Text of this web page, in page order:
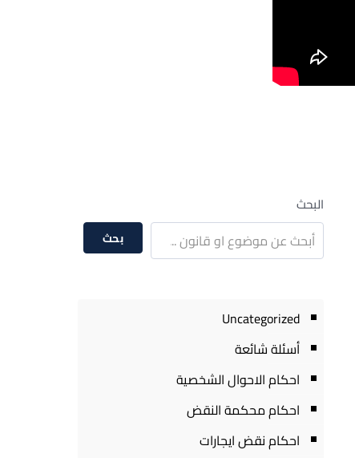
البحث
بحث
Uncategorized
أسئلة شائعة
احكام الاحوال الشخصية
احكام محكمة النقض
احكام نقض ايجارات